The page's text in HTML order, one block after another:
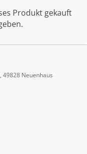
Produkt gekauft
49828 Neuenhaus